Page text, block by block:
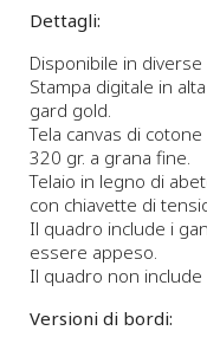
Dettagli:
Disponibile in diverse
Stampa digitale in
gard gold.
Tela canvas di
320 gr. a grana fine.
Telaio in legno di
con chiavette di
Il quadro include i
essere appeso.
Il quadro non include
Versioni di bordi: